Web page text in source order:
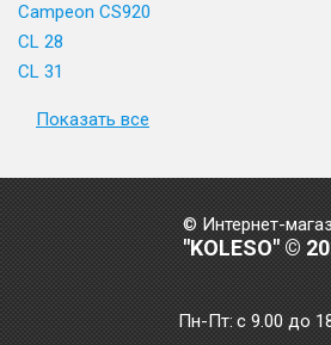
Campeon CS920
CL 28
CL 31
Показать все
© Интернет-
"KOLESO" ©
Пн-Пт:с 9.00 до